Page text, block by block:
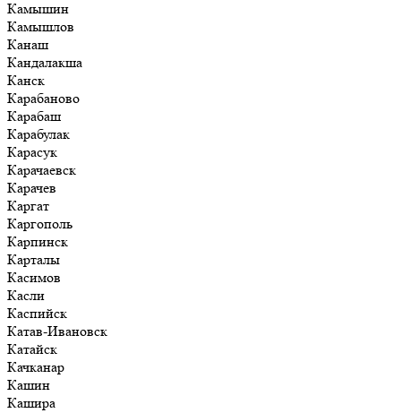
Камышин
Камышлов
Канаш
Кандалакша
Канск
Карабаново
Карабаш
Карабулак
Карасук
Карачаевск
Карачев
Каргат
Каргополь
Карпинск
Карталы
Касимов
Касли
Каспийск
Катав-Ивановск
Катайск
Качканар
Кашин
Кашира